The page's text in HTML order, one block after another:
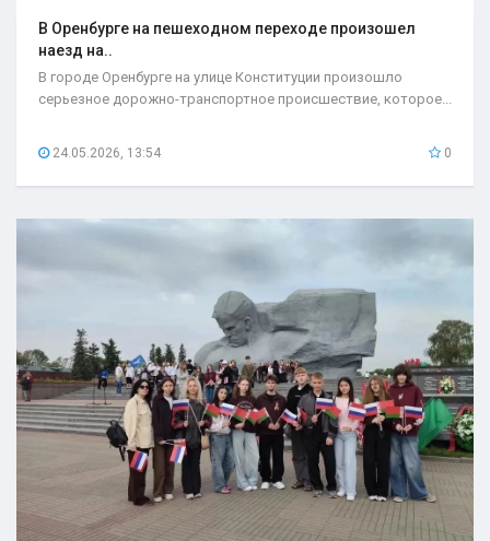
В Оренбурге на пешеходном переходе произошел
наезд на..
В городе Оренбурге на улице Конституции произошло
серьезное дорожно-транспортное происшествие, которое...
24.05.2026, 13:54 0